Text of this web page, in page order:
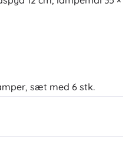
sæt med 6 stk.